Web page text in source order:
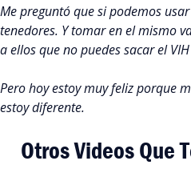
Me preguntó que si podemos
tenedores. Y tomar en el mismo
a ellos que no puedes sacar el
Pero hoy estoy muy feliz porque
estoy diferente.
Otros Videos Que